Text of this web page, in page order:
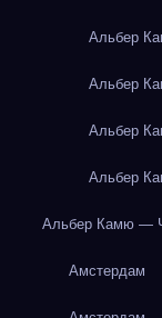
Альбер
Альбер
Альбер
Альбер
Альбер Камю —
Амстердам